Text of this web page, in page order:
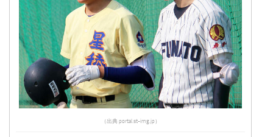
（出典 portal.st-img.jp）